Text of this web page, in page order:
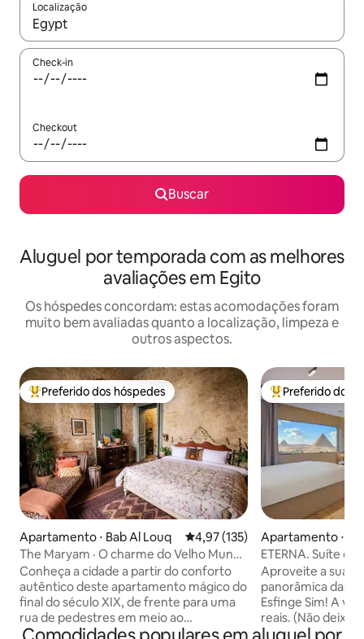
Localização
Quando os resultados estiverem disponíveis, explore-os
Check-in
Checkout
Buscar
Aluguel por temporada com as melhores
avaliações em Egito
Os hóspedes concordam: estas acomodações foram
muito bem avaliadas quanto a localização, limpeza e
outros aspectos.
Entre os melhores preferidos dos hóspedes
Preferido dos hóspedes
Apartamento ⋅ Bab Al Louq 4,97 de uma avaliação média de
4,97 (135)
The Maryam · O charme do Velho Mundo
no centro do Cairo
Conheça a cidade a partir do conforto
autêntico deste apartamento mágico do
final do século XIX, de frente para uma
rua de pedestres em meio ao
movimentado centro do Cairo. Paredes
Entre os
Preferido dos
Apartamento ⋅ Al
ETERNA. Suíte
pirâmides e
Aproveite a sua
panorâmica das
Esfinge Sim! A
reais. (Não deixe
outros anúncios